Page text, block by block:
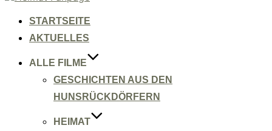
springenSTARTSEITE
AKTUELLES
ALLE FILME
GESCHICHTEN AUS DEN
HUNSRÜCKDÖRFERN
HEIMAT